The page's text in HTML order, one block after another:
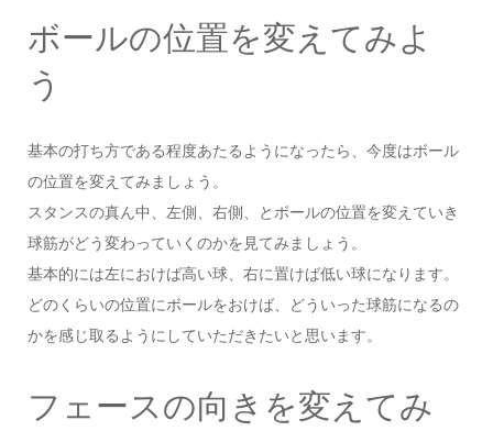
ボールの位置を変えてみよ
う
基本の打ち方である程度あたるようになったら、今度はボール
の位置を変えてみましょう。
スタンスの真ん中、左側、右側、とボールの位置を変えていき
球筋がどう変わっていくのかを見てみましょう。
基本的には左におけば高い球、右に置けば低い球になります。
どのくらいの位置にボールをおけば、どういった球筋になるの
かを感じ取るようにしていただきたいと思います。
フェースの向きを変えてみ